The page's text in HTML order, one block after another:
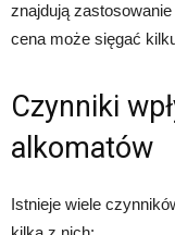
znajdują
cena może sięgać
Czynniki
alkomatów
Istnieje wiele